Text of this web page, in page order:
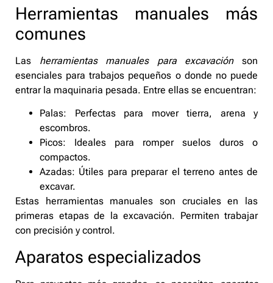
Herramientas manuales más
comunes
Las herramientas manuales para excavaciónson
esenciales para trabajos pequeños o donde no puede
entrar la maquinaria pesada. Entre ellas se encuentran:
Palas: Perfectas para mover tierra, arena y
escombros.
Picos: Ideales para romper suelos duros o
compactos.
Azadas: Útiles para preparar el terreno antes de
excavar.
Estas herramientas manuales son cruciales en las
primeras etapas de la excavación. Permiten trabajar
con precisión y control.
Aparatos especializados